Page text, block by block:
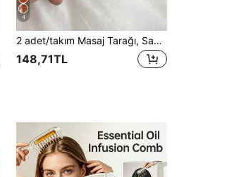
4
2 adet/takım Masaj Tarağı, Sandal Ağacı Tarak, Ahşap Tarak, Çok Fonksiyonlu Tarak, Beş Parmak Tarak, Geniş Dişli Tarak, Sağlık Tarağı, Sandal Ağacı Masaj Tarağı, Boyun Masajı, Saç Derisi Akupresür Masajı, Saç Bakımı İçin
148,71TL